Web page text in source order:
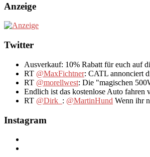
Anzeige
Twitter
Ausverkauf: 10% Rabatt für euch auf
RT @MaxFichtner: CATL annonciert
RT @morellwest: Die "magischen
Endlich ist das kostenlose Auto fahren
RT @Dirk_ : @MartinHund Wenn ihr
Instagram